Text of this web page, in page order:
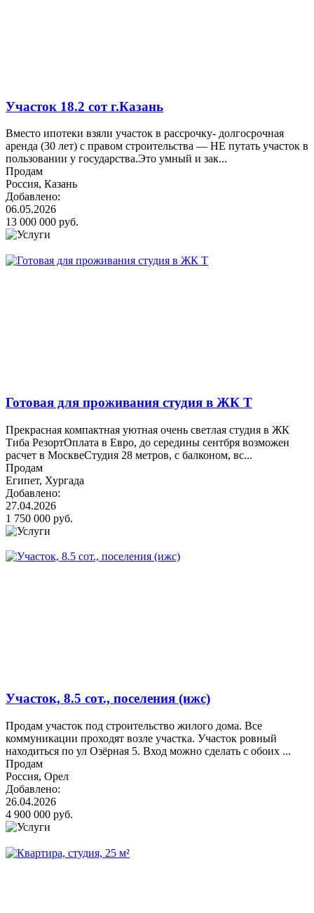
Участок 18.2 сот г.Казань
Вместо ипотеки взяли участок в рассрочку- долгосрочная
аренда (30 лет) с правом строительства — НЕ путать участок в
пользовании у государства.Это умный и зак...
Продам
Россия, Казань
Добавлено:
06.05.2026
13 000 000 руб.
Готовая для проживания студия в ЖК Т
Прекрасная компактная уютная очень светлая студия в ЖК
Тиба РезортОплата в Евро, до середины сентбря возможен
расчет в МосквеСтудия 28 метров, с балконом, вс...
Продам
Египет, Хургада
Добавлено:
27.04.2026
1 750 000 руб.
Участок, 8.5 сот., поселения (ижс)
Продам участок под строительство жилого дома. Все
коммуникации проходят возле участка. Участок ровный
находиться по ул Озёрная 5. Вход можно сделать с обоих ...
Продам
Россия, Орел
Добавлено:
26.04.2026
4 900 000 руб.